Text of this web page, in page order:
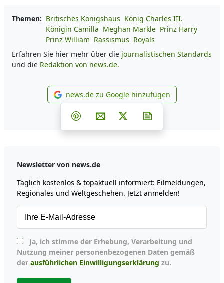
Themen: Britisches Königshaus König Charles III.
Königin Camilla Meghan Markle Prinz Harry
Prinz William Rassismus Royals
Erfahren Sie hier mehr über die journalistischen Standards
und die Redaktion von news.de.
news.de zu Google
news.de zu Google hinzufügen
Teilen auf Facebook
Teilen auf Whatsapp
Teilen auf Telegram
Teilen auf Pinterest
Per E-Mail teilen
Post auf X
Newsletter von news.de
Täglich kostenlos & topaktuell informiert: Eilmeldungen,
Regionales und Weltgeschehen. Jetzt anmelden!
Nutzung meiner personenbezogenen Daten gemäß
der ausführlichen Einwilligungserklärung zu.